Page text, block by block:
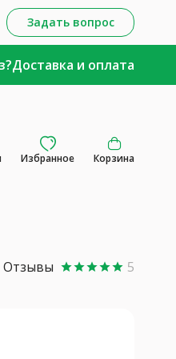
Задать вопрос
Доставка и оплата
Избранное Корзина
Отзывы starstarstarstarstar 5